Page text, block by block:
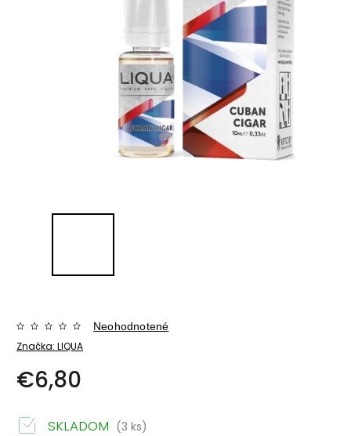
Značka: LIQUA
Neohodnotené
€6,80
SKLADOM (3 ks)